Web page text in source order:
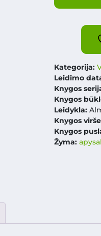
Kategorija:
Leidimo
Knygos
Knygos
Leidykla:
Knygos
Knygos
Žyma: